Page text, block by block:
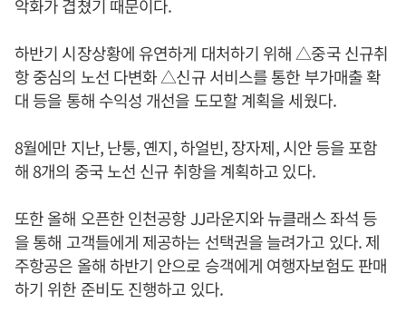
악화가 겹쳤기 때문이다.
하반기 시장상황에 유연하게 대처하기 위해 △중국 신규취
항 중심의 노선 다변화 △신규 서비스를 통한 부가매출 확
대 등을 통해 수익성 개선을 도모할 계획을 세웠다.
8월에만 지난, 난퉁, 옌지, 하얼빈, 장자제, 시안 등을 포함
해 8개의 중국 노선 신규 취항을 계획하고 있다.
또한 올해 오픈한 인천공항 JJ라운지와 뉴클래스 좌석 등
을 통해 고객들에게 제공하는 선택권을 늘려가고 있다. 제
주항공은 올해 하반기 안으로 승객에게 여행자보험도 판매
하기 위한 준비도 진행하고 있다.